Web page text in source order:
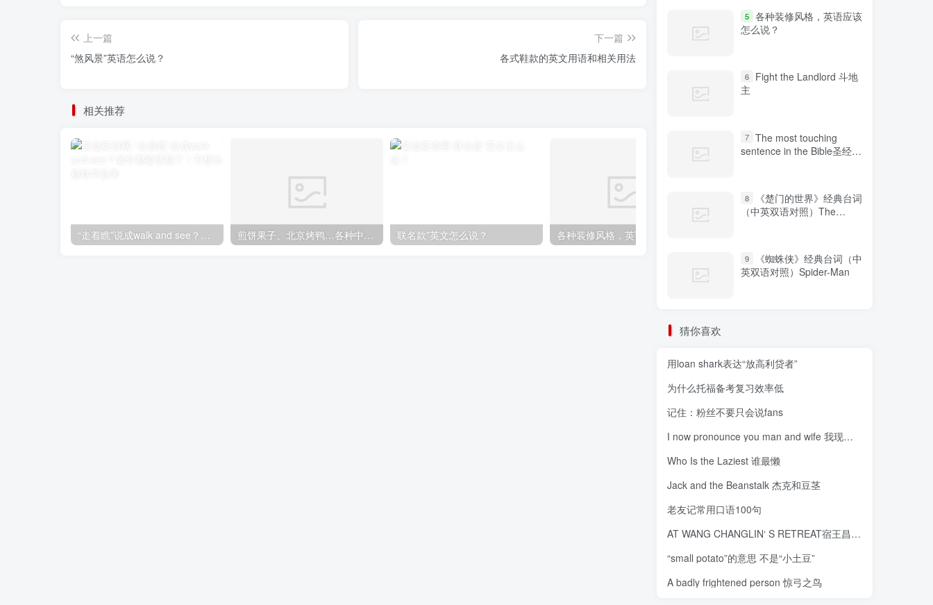
上一篇
“煞风景”英语怎么说？
下一篇
各式鞋款的英文用语和相关用法
相关推荐
煎饼果子、北京烤鸭…各种中国特色美食英语怎么说 联名款”英文怎么说？
5 各种装修风格，英语应该
怎么说？
6
Fight the Landlord 斗地
主
7 The most touching
sentence in the Bible圣经中
8
《楚门的世界》经典台词
（中英双语对照）The
9
《蜘蛛侠》经典台词（中
英双语对照）Spider-Man
猜你喜欢
用loan shark表达“放高利贷者”
为什么托福备考复习效率低
记住：粉丝不要只会说fans
I now pronounce you man and wife 我现在宣布你们成为夫妇
Who Is the Laziest 谁最懒
Jack and the Beanstalk 杰克和豆茎
老友记常用口语100句
AT WANG CHANGLIN‘ S RETREAT宿王昌龄隐居
“small potato”的意思 不是“小土豆”
A badly frightened person 惊弓之鸟